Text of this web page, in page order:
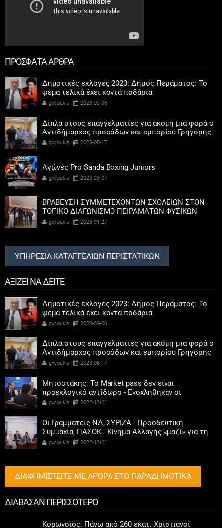
ΠΡΟΣΦΑΤΑ ΑΡΘΡΑ
Δημοτικές εκλογές 2023: Δήμος Περάματος: Το
ψέμα τελικά έχει κοντά ποδάρια
gxcoukis 2023-09-06
Δίπλα στους επαγγελματίες για ακόμη μια φορά ο
Αντιδήμαρχος προσόδων και εμπορίου Γρηγόρης
Καψοκόλης
gxcoukis 2023-08-17
Αγώνες Pro Sanda Boxing Juniors
gxcoukis 2023-03-07
ΒΡΑΒΕΥΣΗ ΣΥΜΜΕΤΕΧΟΝΤΩΝ ΣΧΟΛΕΙΩΝ ΣΤΟΝ
ΤΟΠΙΚΟ ΔΙΑΓΩΝΙΣΜΟ ΠΕΙΡΑΜΑΤΩΝ ΦΥΣΙΚΩΝ
ΕΠΙΣΤΗΜΩΝ
gxcoukis 2023-01-27
ΥΠΗΡΕΣΙΑ ΚΑΤΑΓΓΕΛΙΩΝ ΠΕΡΙΣΤΑΤΙΚΩΝ
ΑΞΙΖΕΙ ΝΑ ΔΕΙΤΕ
Δημοτικές εκλογές 2023: Δήμος Περάματος: Το
ψέμα τελικά έχει κοντά ποδάρια
gxcoukis 2023-09-06
Δίπλα στους επαγγελματίες για ακόμη μια φορά ο
Αντιδήμαρχος προσόδων και εμπορίου Γρηγόρης
Καψοκόλης
gxcoukis 2023-08-17
Μητσοτάκης: Το Market pass δεν είναι
προεκλογικό αντίδωρο - Ενοχλήθηκαν οι
αριστεροί του χαβιαριού
gxcoukis 2022-12-21
Οι Γραμματείς ΝΔ, ΣΥΡΙΖΑ - Προοδευτική
Συμμαχία, ΠΑΣΟΚ - Κίνημα Αλλαγής «μαζί» για τη
συμμετοχή των γυναικών στην πολιτική
gxcoukis 2022-12-21
ΔΙΑΦΗΜΙΣΤΕΙΤΕ ΜΕ ΑΡΘΡΑ ΣΤΟ ΠΑΡΑΔΗΜΟΤΙΚΑ
ΔΙΑΒΑΣΑΝ ΠΕΡΙΣΣΟΤΕΡΟ
Κορωνοϊός: Πάνω από 260 εκατ. Χριστιανοί